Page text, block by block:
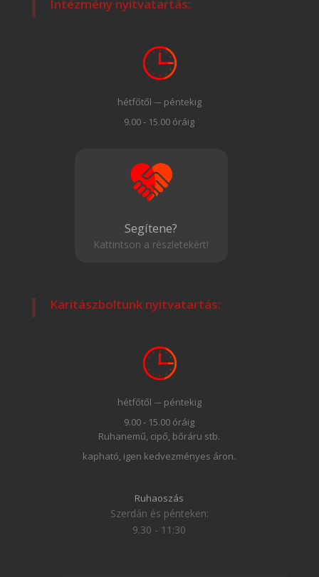
Intézmény nyitvatartás:
hétfőtől -– péntekig
9.00 - 15.00 óráig
Segítene?
Kattintson a részletekért!
Karitászboltunk nyitvatartás:
hétfőtől -– péntekig
9.00 - 15.00 óráig
Ruhanemű, cipő, bőráru stb.
kapható, igen kedvezményes áron.
Ruhaoszás
Szerdán és pénteken:
9.30 - 11:30